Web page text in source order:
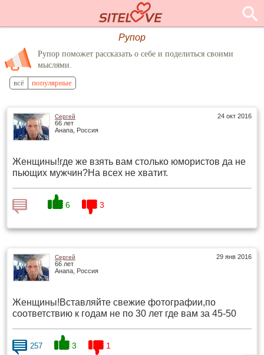
Рупор
Рупор поможет рассказать о себе и поделиться своими
мыслями.
всё популярные
24 окт 2016
Сергей
66 лет
Анапа, Россия
Женщины!где же взять вам столько юмористов да не
пьющих мужчин?На всех не хватит.
Комментировать
6 3
29 янв 2016
Сергей
66 лет
Анапа, Россия
Женщины!Вставляйте свежие фотографии,по
соответствию к годам не по 30 лет где вам за 45-50
257 3 1